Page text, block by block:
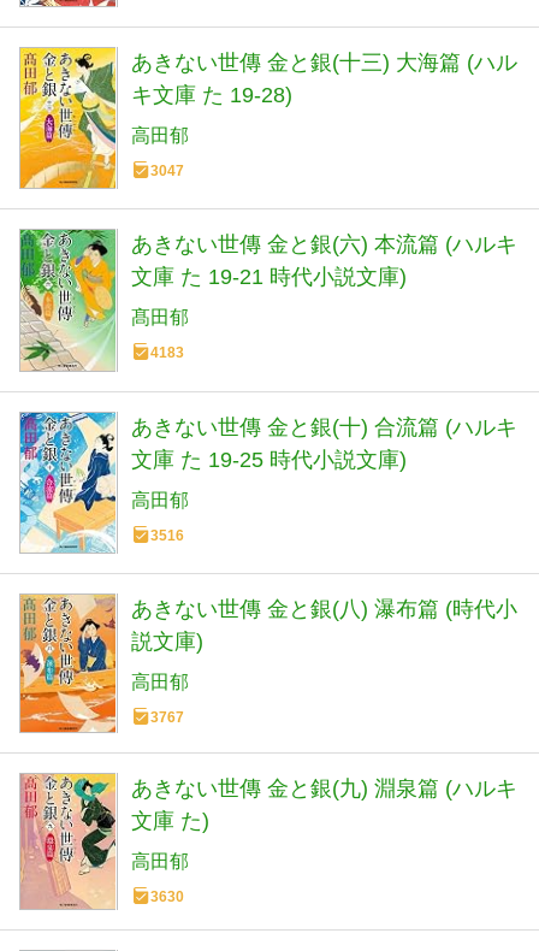
あきない世傳 金と銀(十三) 大海篇 (ハル
キ文庫 た 19-28)
高田郁
3047
あきない世傳 金と銀(六) 本流篇 (ハルキ
文庫 た 19-21 時代小説文庫)
髙田郁
4183
あきない世傳 金と銀(十) 合流篇 (ハルキ
文庫 た 19-25 時代小説文庫)
高田郁
3516
あきない世傳 金と銀(八) 瀑布篇 (時代小
説文庫)
高田郁
3767
あきない世傳 金と銀(九) 淵泉篇 (ハルキ
文庫 た)
高田郁
3630